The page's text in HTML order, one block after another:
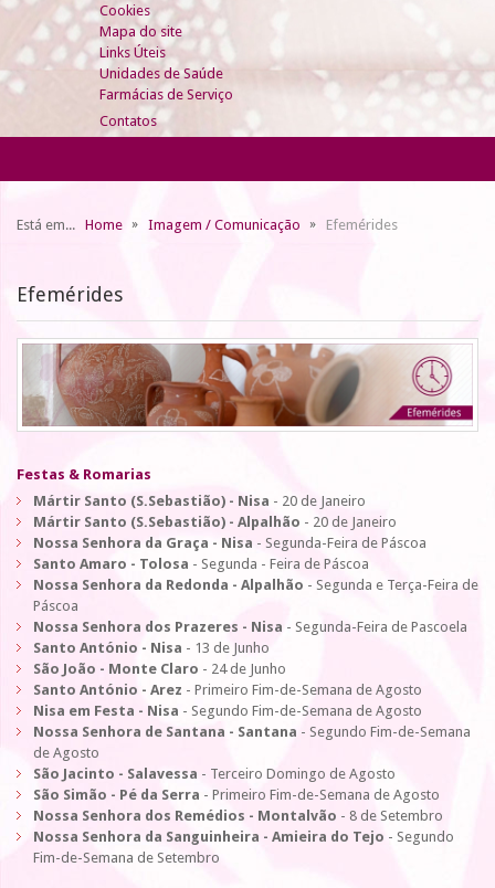
Cookies
Mapa do site
Links Úteis
Unidades de Saúde
Farmácias de Serviço
Contatos
Está em... Home Imagem / Comunicação Efemérides
Efemérides
Festas & Romarias
Mártir Santo (S.Sebastião) - Nisa - 20 de Janeiro
Mártir Santo (S.Sebastião) - Alpalhão - 20 de Janeiro
Nossa Senhora da Graça - Nisa - Segunda-Feira de Páscoa
Santo Amaro - Tolosa - Segunda - Feira de Páscoa
Nossa Senhora da Redonda - Alpalhão - Segunda e Terça-Feira de
Páscoa
Nossa Senhora dos Prazeres - Nisa - Segunda-Feira de Pascoela
Santo António - Nisa - 13 de Junho
São João - Monte Claro - 24 de Junho
Santo António - Arez - Primeiro Fim-de-Semana de Agosto
Nisa em Festa - Nisa - Segundo Fim-de-Semana de Agosto
Nossa Senhora de Santana - Santana - Segundo Fim-de-Semana
de Agosto
São Jacinto - Salavessa - Terceiro Domingo de Agosto
São Simão - Pé da Serra - Primeiro Fim-de-Semana de Agosto
Nossa Senhora dos Remédios - Montalvão - 8 de Setembro
Nossa Senhora da Sanguinheira - Amieira do Tejo - Segundo
Fim-de-Semana de Setembro